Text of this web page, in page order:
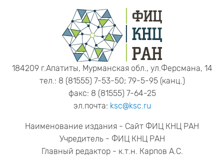
184209 г.Апатиты, Мурманская обл., ул.Ферсмана, 14
тел.: 8 (81555) 7-53-50; 79-5-95 (канц.)
факс: 8 (81555) 7-64-25
эл.почта: ksc@ksc.ru
Наименование издания - Сайт ФИЦ КНЦ РАН
Учредитель - ФИЦ КНЦ РАН
Главный редактор - к.т.н. Карпов А.С.